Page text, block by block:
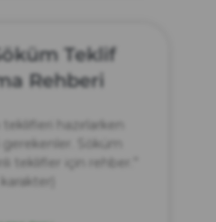
Teklif
Rehberi
teklifleri hazırlarken
Söküm
teklifler için rehber.”
karakter)